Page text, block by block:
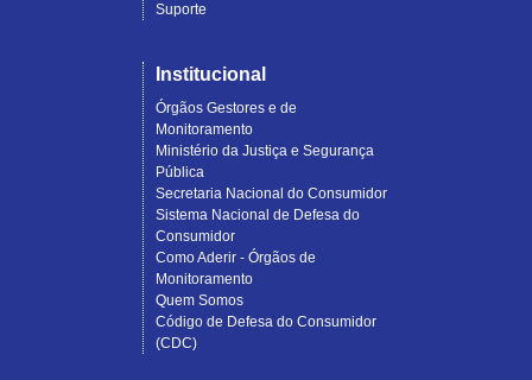
Suporte
Institucional
Órgãos Gestores e de
Monitoramento
Ministério da Justiça e Segurança
Pública
Secretaria Nacional do Consumidor
Sistema Nacional de Defesa do
Consumidor
Como Aderir - Órgãos de
Monitoramento
Quem Somos
Código de Defesa do Consumidor
(CDC)